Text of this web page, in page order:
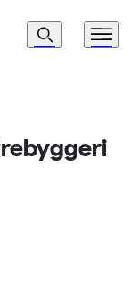
Søk Meny